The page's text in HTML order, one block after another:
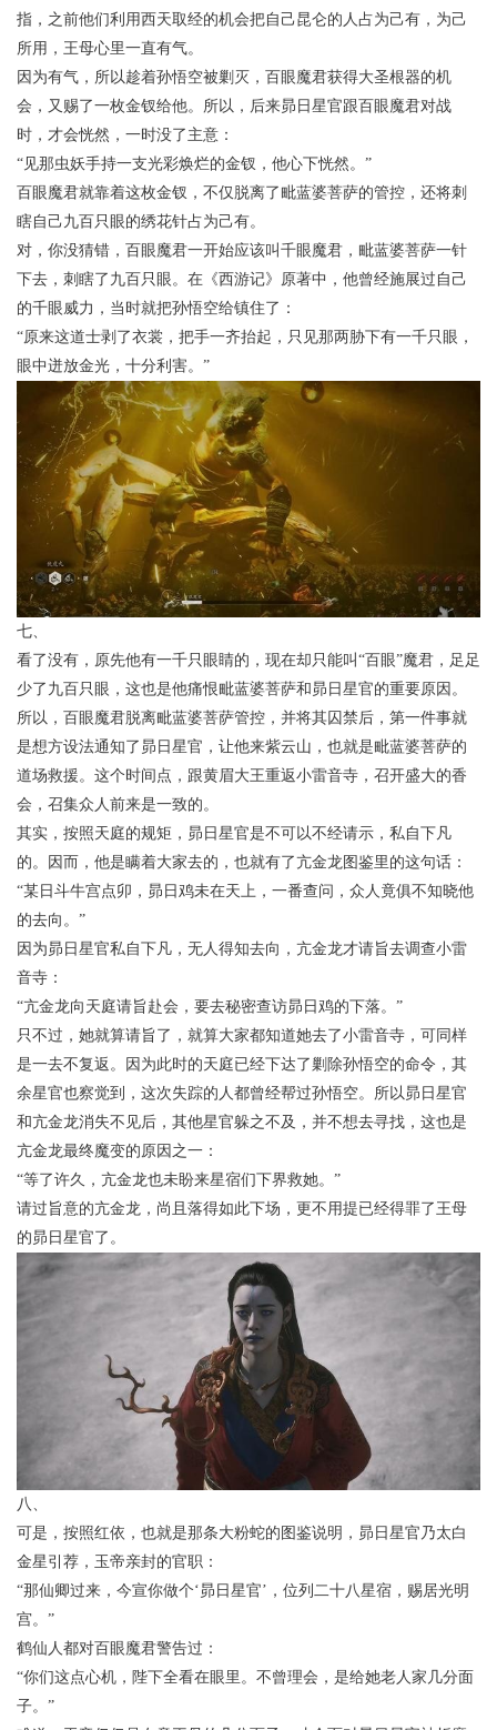
指，之前他们利用西天取经的机会把自己昆仑的人占为己有，为己
所用，王母心里一直有气。
因为有气，所以趁着孙悟空被剿灭，百眼魔君获得大圣根器的机
会，又赐了一枚金钗给他。所以，后来昴日星官跟百眼魔君对战
时，才会恍然，一时没了主意：
“见那虫妖手持一支光彩焕烂的金钗，他心下恍然。”
百眼魔君就靠着这枚金钗，不仅脱离了毗蓝婆菩萨的管控，还将刺
瞎自己九百只眼的绣花针占为己有。
对，你没猜错，百眼魔君一开始应该叫千眼魔君，毗蓝婆菩萨一针
下去，刺瞎了九百只眼。在《西游记》原著中，他曾经施展过自己
的千眼威力，当时就把孙悟空给镇住了：
“原来这道士剥了衣裳，把手一齐抬起，只见那两胁下有一千只眼，
眼中迸放金光，十分利害。”
七、
看了没有，原先他有一千只眼睛的，现在却只能叫“百眼”魔君，足足
少了九百只眼，这也是他痛恨毗蓝婆菩萨和昴日星官的重要原因。
所以，百眼魔君脱离毗蓝婆菩萨管控，并将其囚禁后，第一件事就
是想方设法通知了昴日星官，让他来紫云山，也就是毗蓝婆菩萨的
道场救援。这个时间点，跟黄眉大王重返小雷音寺，召开盛大的香
会，召集众人前来是一致的。
其实，按照天庭的规矩，昴日星官是不可以不经请示，私自下凡
的。因而，他是瞒着大家去的，也就有了亢金龙图鉴里的这句话：
“某日斗牛宫点卯，昴日鸡未在天上，一番查问，众人竟俱不知晓他
的去向。”
因为昴日星官私自下凡，无人得知去向，亢金龙才请旨去调查小雷
音寺：
“亢金龙向天庭请旨赴会，要去秘密查访昴日鸡的下落。”
只不过，她就算请旨了，就算大家都知道她去了小雷音寺，可同样
是一去不复返。因为此时的天庭已经下达了剿除孙悟空的命令，其
余星官也察觉到，这次失踪的人都曾经帮过孙悟空。所以昴日星官
和亢金龙消失不见后，其他星官躲之不及，并不想去寻找，这也是
亢金龙最终魔变的原因之一：
“等了许久，亢金龙也未盼来星宿们下界救她。”
请过旨意的亢金龙，尚且落得如此下场，更不用提已经得罪了王母
的昴日星官了。
八、
可是，按照红依，也就是那条大粉蛇的图鉴说明，昴日星官乃太白
金星引荐，玉帝亲封的官职：
“那仙卿过来，今宣你做个‘昴日星官’，位列二十八星宿，赐居光明
宫。”
鹤仙人都对百眼魔君警告过：
“你们这点心机，陛下全看在眼里。不曾理会，是给她老人家几分面
子。”